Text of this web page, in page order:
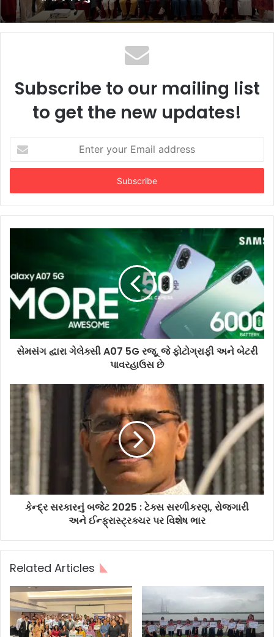
પીઅર્સને વિદેશમાં અભ્યાસ કરવા ઈચ્છતા
આયોજન કર્યું
Subscribe to our mailing list
to get the new updates!
your
Email
સેમસંગ દ્વારા ગેલેક્સી A07 5G રજૂ, જે ફોટોગ્રાફી અને બેટરી
પાવરહાઉસ છે
કેન્દ્ર સરકારનું બજેટ 2025 : ટેક્સ સરળીકરણ, રોજગારી
અને ઈન્ફ્રાસ્ટ્રક્ચર પર વિશેષ ભાર
Related Articles